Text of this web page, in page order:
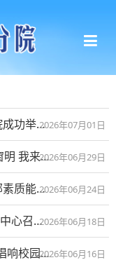
【青春信工】百年党史 青春共读｜我院成功举办“共读红色华章 汲取榜样奋进力量”主题宣讲活动
2026年07月01日
【青春信工】信息工程学院开展“正禾窗明 我来实行”志愿服务活动
2026年06月29日
【喜报】我院教师荣获校2026年团干部素质能力大赛教师组三等奖
2026年06月24日
【青春信工】信息工程学院团委新媒体中心召开工作总结表彰会2026年06月18日
【青春信工】信息工程学院“青春之声 唱响校园”合唱比赛圆满落幕
2026年06月16日